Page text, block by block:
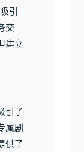
引
交
建立
引了
属剧
供了